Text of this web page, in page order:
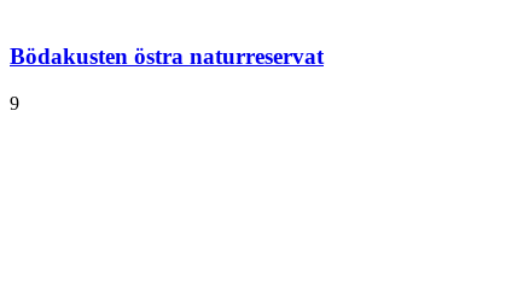
Bödakusten östra naturreservat
9